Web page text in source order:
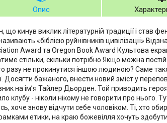
Опис
що кинув виклик літературній традиції і
«біблією руйнівників цивілізації»
Award та Oregon Book Award Культова
стільки, скільки потрібно Якщо можна
разу не прокинутися іншою людиною? Саме
Досягти бажаного, внести новий зміст у
на ім’я Тайлер Дьорден. Той приводить
клубу - ніколи нікому не говорити про нього.
хоче знову відчути себе чоловіком. Ті, хто
етики, на краю божевілля хочуть